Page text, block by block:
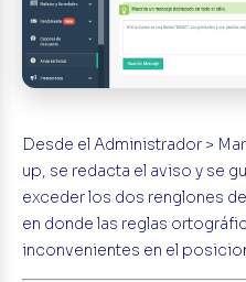
Desde el Administrador >
up, se redacta el aviso y se
exceder los dos renglones
en donde las reglas
inconvenientes en el